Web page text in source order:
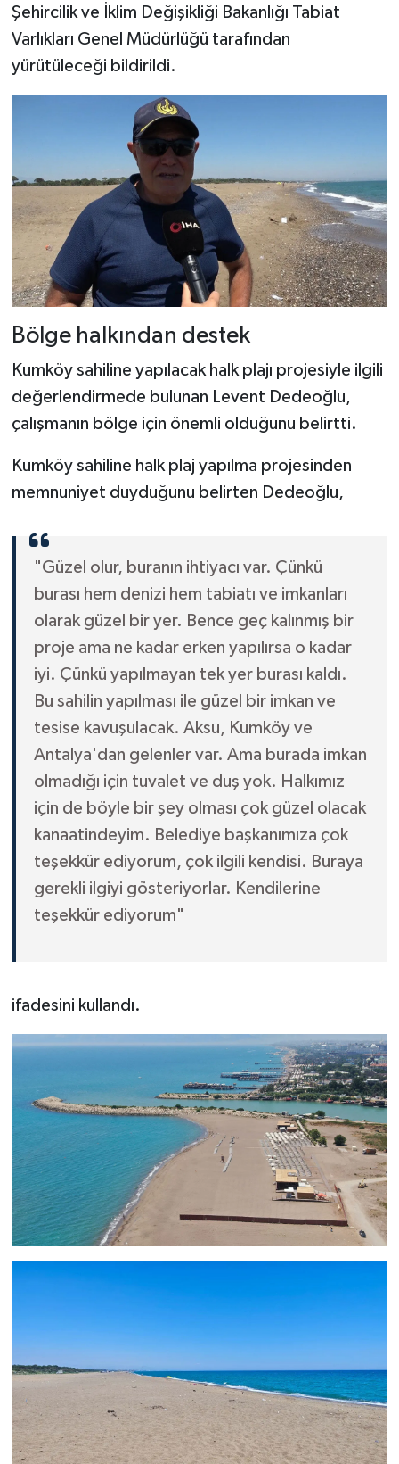
Şehircilik ve İklim Değişikliği Bakanlığı Tabiat
Varlıkları Genel Müdürlüğü tarafından
yürütüleceği bildirildi.
Bölge halkından destek
Kumköy sahiline yapılacak halk plajı projesiyle ilgili
değerlendirmede bulunan Levent Dedeoğlu,
çalışmanın bölge için önemli olduğunu belirtti.
Kumköy sahiline halk plaj yapılma projesinden
memnuniyet duyduğunu belirten Dedeoğlu,
"Güzel olur, buranın ihtiyacı var. Çünkü
burası hem denizi hem tabiatı ve imkanları
olarak güzel bir yer. Bence geç kalınmış bir
proje ama ne kadar erken yapılırsa o kadar
iyi. Çünkü yapılmayan tek yer burası kaldı.
Bu sahilin yapılması ile güzel bir imkan ve
tesise kavuşulacak. Aksu, Kumköy ve
Antalya'dan gelenler var. Ama burada imkan
olmadığı için tuvalet ve duş yok. Halkımız
için de böyle bir şey olması çok güzel olacak
kanaatindeyim. Belediye başkanımıza çok
teşekkür ediyorum, çok ilgili kendisi. Buraya
gerekli ilgiyi gösteriyorlar. Kendilerine
teşekkür ediyorum"
ifadesini kullandı.